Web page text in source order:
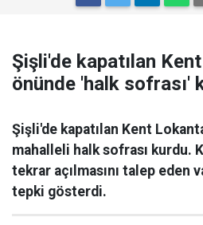
Şişli'de kapatılan
önünde 'halk sofrası'
Şişli'de kapatılan Kent
mahalleli halk sofrası kurdu.
tekrar açılmasını talep eden
tepki gösterdi.